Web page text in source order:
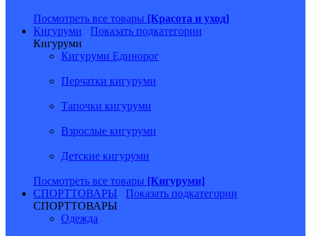
Посмотреть все товары [Красота и уход]
Кигуруми
Показать подкатегории
Кигуруми
Кигуруми Единорог
Перчатки кигуруми
Тапочки кигуруми
Взрослые кигуруми
Детские кигуруми
Посмотреть все товары [Кигуруми]
СПОРТТОВАРЫ
Показать подкатегории
СПОРТТОВАРЫ
Одежда